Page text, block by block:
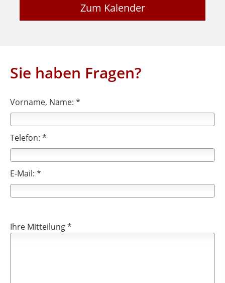
Zum Kalender
Sie haben Fragen?
Vorname, Name: *
Telefon: *
E-Mail: *
Ihre Mitteilung *